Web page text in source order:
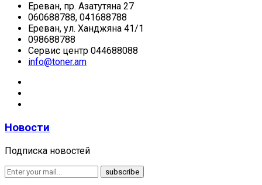
Ереван, пр. Азатутяна 27
060688788, 041688788
Ереван, ул. Ханджяна 41/1
098688788
Сервис центр 044688088
info@toner.am
Новости
Подписка новостей